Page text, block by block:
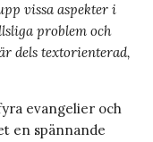
vissa aspekter i
problem och
dels textorienterad,
evangelier och
en spännande